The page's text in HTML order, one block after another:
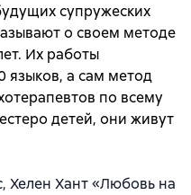
супружеских
о своем методе
Их работы
языков, а сам метод
по всему
детей, они живут
Хелен Хант «Любовь на